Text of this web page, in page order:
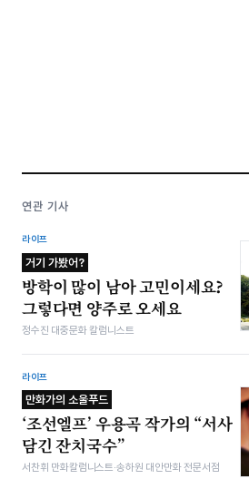
연관 기사
라이프
거기 가봤어?
방학이 많이 남아 고민이세요?
그렇다면 양주로 오세요
정수진 대중문화 칼럼니스트
라이프
만화가의 소울푸드
‘조선엘프’ 우용곡 작가의 “서사
담긴 잔치국수”
서찬휘 만화칼럼니스트·송하원 대안만화 전문서점